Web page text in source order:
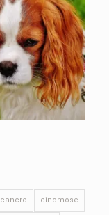
cancro cinomose